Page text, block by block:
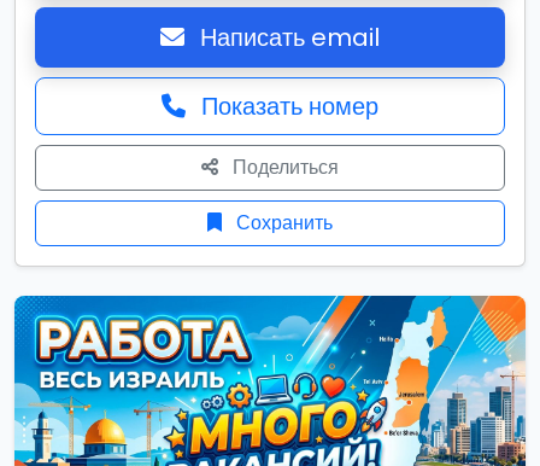
Написать email
Показать номер
Поделиться
Сохранить